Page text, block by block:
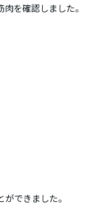
を確認しました。
できました。